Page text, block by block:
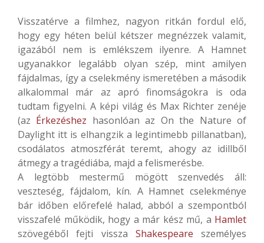
Visszatérve a filmhez, nagyon ritkán fordul elő,
hogy egy héten belül kétszer megnézzek valamit,
igazából nem is emlékszem ilyenre. A Hamnet
ugyanakkor legalább olyan szép, mint amilyen
fájdalmas, így a cselekmény ismeretében a második
alkalommal már az apró finomságokra is oda
tudtam figyelni. A képi világ és Max Richter zenéje
(az Érkezéshez hasonlóan az On the Nature of
Daylight itt is elhangzik a legintimebb pillanatban),
csodálatos atmoszférát teremt, ahogy az idillből
átmegy a tragédiába, majd a felismerésbe.
A legtöbb mestermű mögött szenvedés áll:
veszteség, fájdalom, kín. A Hamnet cselekménye
bár időben előrefelé halad, abból a szempontból
visszafelé működik, hogy a már kész mű, a Hamlet
szövegéből fejti vissza Shakespeare személyes